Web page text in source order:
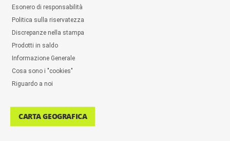
Esonero di responsabilità
Politica sulla riservatezza
Discrepanze nella stampa
Prodotti in saldo
Informazione Generale
Cosa sono i "cookies"
Riguardo a noi
CARTA GEOGRAFICA